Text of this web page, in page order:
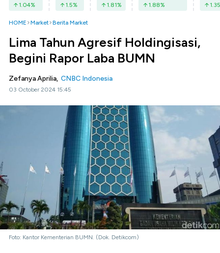
1.04% 1.5% 1.81% 1.88% 1.35
HOME Market Berita Market
Lima Tahun Agresif Holdingisasi,
Begini Rapor Laba BUMN
Zefanya Aprilia, CNBC Indonesia
03 October 2024 15:45
Foto: Kantor Kementerian BUMN. (Dok. Detikcom)